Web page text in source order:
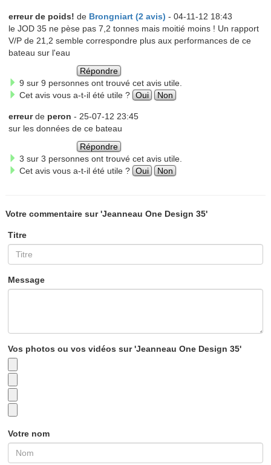
erreur de poids! de Brongniart (2 avis) - 04-11-12 18:43
le JOD 35 ne pèse pas 7,2 tonnes mais moitié moins ! Un rapport
V/P de 21,2 semble correspondre plus aux performances de ce
bateau sur l'eau
Répondre
9 sur 9 personnes ont trouvé cet avis utile.
Cet avis vous a-t-il été utile ? Oui Non
erreurde peron - 25-07-12 23:45
sur les données de ce bateau
Répondre
3 sur 3 personnes ont trouvé cet avis utile.
Cet avis vous a-t-il été utile ? Oui Non
Votre commentaire sur 'Jeanneau One Design 35'
Titre
Message
Vos photos ou vos vidéos sur 'Jeanneau One Design 35'
Votre nom